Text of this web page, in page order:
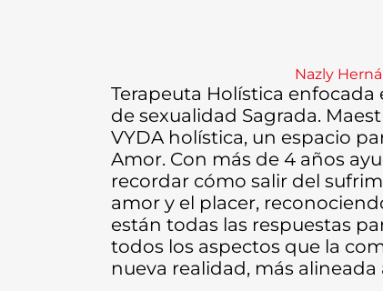
Nazly
Terapeuta Holística
de sexualidad Sagrada.
VYDA holística, un espacio
Amor. Con más de 4 años
recordar cómo salir del
amor y el placer,
están todas las respuestas
todos los aspectos que la
nueva realidad, más alineada